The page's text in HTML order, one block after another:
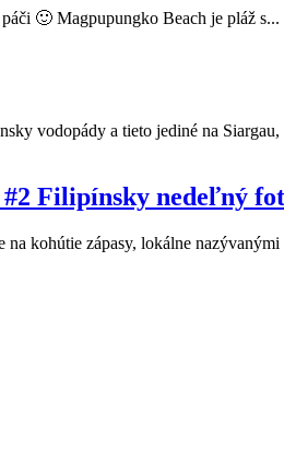
🙂 Magpupungko Beach je pláž s...
vodopády a tieto jediné na
Filipínsky nedeľný
kohútie zápasy, lokálne nazývanými